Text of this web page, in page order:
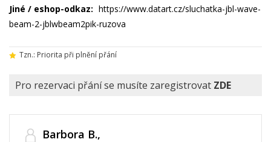
Jiné / eshop-odkaz: https://www.datart.cz/sluchatka-jbl-wave-
beam-2-jblwbeam2pik-ruzova
Tzn.: Priorita při plnění přání
Pro rezervaci přání se musíte zaregistrovat ZDE
Barbora B.,